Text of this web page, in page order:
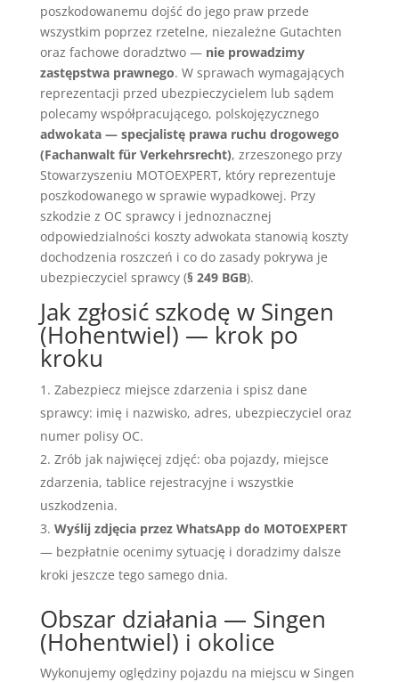
poszkodowanemu dojść do jego praw przede
wszystkim poprzez rzetelne, niezależne Gutachten
oraz fachowe doradztwo — nie prowadzimy
zastępstwa prawnego. W sprawach wymagających
reprezentacji przed ubezpieczycielem lub sądem
polecamy współpracującego, polskojęzycznego
adwokata — specjalistę prawa ruchu drogowego
(Fachanwalt für Verkehrsrecht), zrzeszonego przy
Stowarzyszeniu MOTOEXPERT, który reprezentuje
poszkodowanego w sprawie wypadkowej. Przy
szkodzie z OC sprawcy i jednoznacznej
odpowiedzialności koszty adwokata stanowią koszty
dochodzenia roszczeń i co do zasady pokrywa je
ubezpieczyciel sprawcy (§ 249 BGB).
Jak zgłosić szkodę w Singen
(Hohentwiel) — krok po
kroku
Zabezpiecz miejsce zdarzenia i spisz dane
sprawcy: imię i nazwisko, adres, ubezpieczyciel oraz
numer polisy OC.
Zrób jak najwięcej zdjęć: oba pojazdy, miejsce
zdarzenia, tablice rejestracyjne i wszystkie
uszkodzenia.
Wyślij zdjęcia przez WhatsApp do MOTOEXPERT
— bezpłatnie ocenimy sytuację i doradzimy dalsze
kroki jeszcze tego samego dnia.
Obszar działania — Singen
(Hohentwiel) i okolice
Wykonujemy oględziny pojazdu na miejscu w Singen